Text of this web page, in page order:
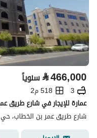
⃁466,000 سنوياً
3
518 م2
شارع طريق عمر بن الخطاب، حي